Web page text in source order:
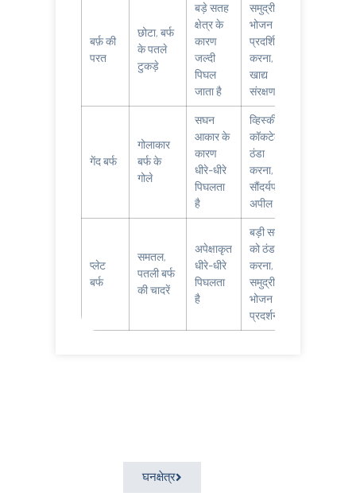
बर्फ़ की
परत
छोटा, बर्फ
के पतले
टुकड़े
बड़े सतह
क्षेत्र के
कारण
जल्दी
पिघल
जाता है
समुद्री
भोजन
प्रदर्शित
करना,
खाद्य
संरक्षण
गेंद बर्फ
गोलाकार
बर्फ के
गोले
सघन
आकार के
कारण
धीरे-धीरे
पिघलता
है
व्हिस्की या
कॉकटेल
ठंडा
करना,
सौंदर्यपरक
अपील
प्लेट
बर्फ
समतल,
पतली बर्फ
की चादरें
अपेक्षाकृत
धीरे-धीरे
पिघलता
है
बड़ी सतहों
को ठंडा
करना,
समुद्री
भोजन
प्रदर्शन
घनक्षेत्र